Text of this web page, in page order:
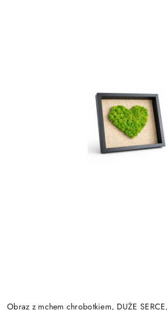
Obraz z mchem chrobotkiem, DUŻE